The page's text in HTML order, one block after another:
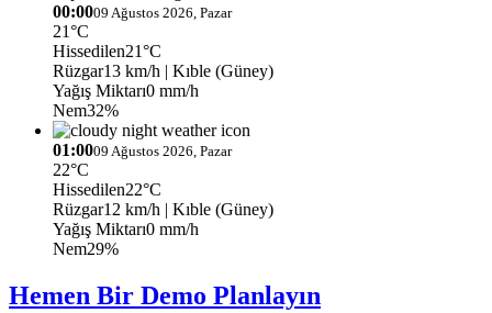
00:0009 Ağustos 2026, Pazar
21°C
Hissedilen21°C
Rüzgar13 km/h | Kıble (Güney)
Yağış Miktarı0 mm/h
Nem32%
01:0009 Ağustos 2026, Pazar
22°C
Hissedilen22°C
Rüzgar12 km/h | Kıble (Güney)
Yağış Miktarı0 mm/h
Nem29%
Hemen Bir Demo Planlayın